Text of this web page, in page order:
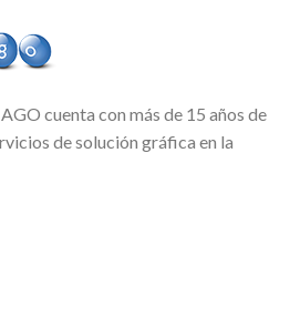
cuenta con más de 15 años de
de solución gráfica en la